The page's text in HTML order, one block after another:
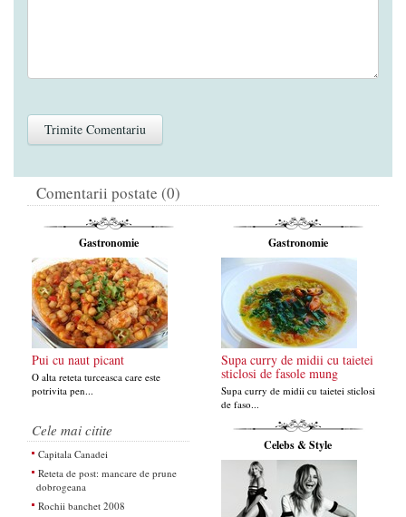
Comentarii postate (0)
Gastronomie
Pui cu naut picant
O alta reteta turceasca care este
potrivita pen...
Gastronomie
Supa curry de midii cu taietei
sticlosi de fasole mung
Supa curry de midii cu taietei sticlosi
de faso...
Cele mai citite
Capitala Canadei
Reteta de post: mancare de prune
dobrogeana
Rochii banchet 2008
Celebs & Style